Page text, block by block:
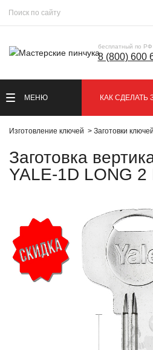
бесплатный по РФ
8 (800) 600
МЕНЮ КАК СДЕЛАТЬ
Изготовление ключей Заготовки ключей
Заготовка
YALE-1D LONG